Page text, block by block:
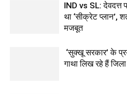
IND vs SL: देवदत्त
था ‘सीक्रेट प्लान’,
मजबूत
‘सुक्खू सरकार’ के
गाथा लिख रहे हैं